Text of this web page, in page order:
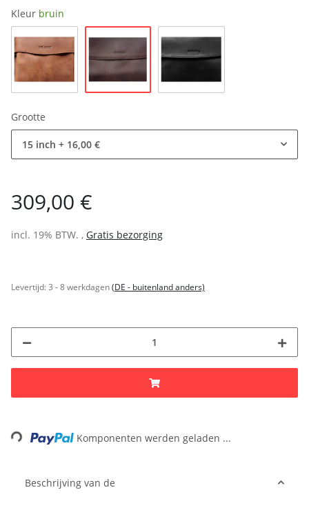
Kleur bruin
Grootte
15 inch + 16,00 €
309,00 €
incl. 19% BTW. , Gratis bezorging
Levertijd:3 - 8 werkdagen(DE - buitenland anders)
Loading... Komponenten werden geladen ...
Beschrijving van de